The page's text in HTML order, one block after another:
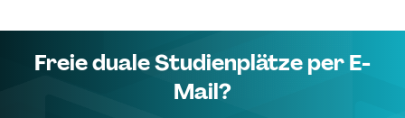
Freie duale Studienplätze per E-
Mail?